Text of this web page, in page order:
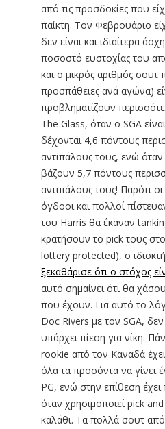
από τις προσδοκίες που
παίκτη. Τον Φεβρουάριο
δεν είναι και ιδιαίτερα
ποσοστό ευστοχίας του
και ο μικρός αριθμός
προσπάθειες ανά αγώνα)
προβληματίζουν
The Glass, όταν ο SGA
δέχονται 4,6 πόντους
αντιπάλους τους, ενώ
βάζουν 5,7 πόντους
αντιπάλους τους! Παρότι
όγδοοι και πολλοί
του Harris θα έκαναν
κρατήσουν το pick τους
lottery protected), ο
ξεκαθάρισε ότι ο στόχος
αυτό σημαίνει ότι θα
που έχουν. Για αυτό το
Doc Rivers με τον SGA,
υπάρχει πίεση για νίκη.
rookie από τον Καναδά έχει
όλα τα προσόντα να γίνει
PG, ενώ στην επίθεση έχει
όταν χρησιμοποιεί pick
καλάθι. Τα πολλά σουτ